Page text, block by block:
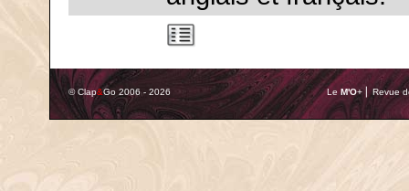
© Clap&Go 2006 - 2026 Le M'O+ ⎢ Revue